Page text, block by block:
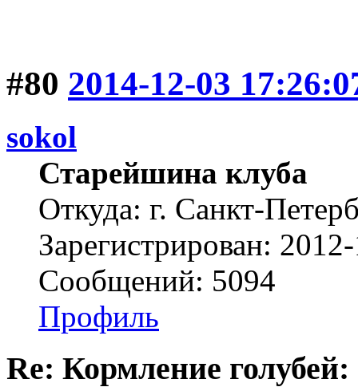
#80 2014-12-03
sokol
Старейшина клуба
Откуда: г. Санкт-
Зарегистрирован:
Сообщений: 5094
Профиль
Re: Кормление